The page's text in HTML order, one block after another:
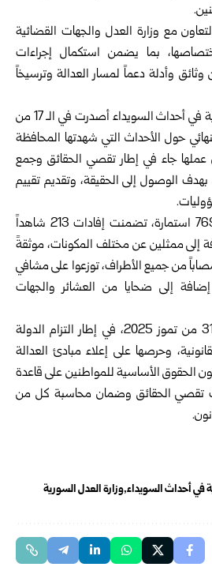
مع وزارة العدل والجهات القضائية
بما يضمن استكمال إجراءات
وأدلة ‌‏دعماً لمسار العدالة وترسيخاً
وكانت لجنة التحقيق الوطنية في أحداث السويداء أصدرت في الـ 17 من
حول الأحداث التي شهدتها المحافظة
مؤكدةً ‌‏أن عملها جاء في إطار تقصي الحقائق وجمع
بهدف الوصول ‌‏إلى الحقيقة، وتقديم تقييم
وبيّنت اللجنة أنها نظمت 769 استمارة، تضمنت إفادات 213 شاهداً
إلى ممثلين عن مختلف المكونات، موثقةً
1760 ضحية و2188 ‌‏مصاباً من جميع الأطراف، توزعوا على مشافي
إلى ‌‏ضحايا من العشائر والجهات
وجاء تشكيل اللجنة في الـ31 من تموز 2025، في إطار التزام الدولة
وحرصها على إعلاء مبادئ العدالة
‌‏الحقوق الأساسية للمواطنين على قاعدة
تقصي الحقائق ‌‏وضمان محاسبة كل من
في أحداث السويداء وزارة العدل السورية